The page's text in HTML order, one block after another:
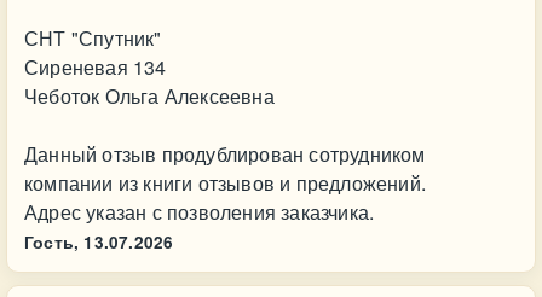
СНТ "Спутник"
Сиреневая 134
Чеботок Ольга Алексеевна
Данный отзыв продублирован сотрудником
компании из книги отзывов и предложений.
Адрес указан с позволения заказчика.
Гость, 13.07.2026